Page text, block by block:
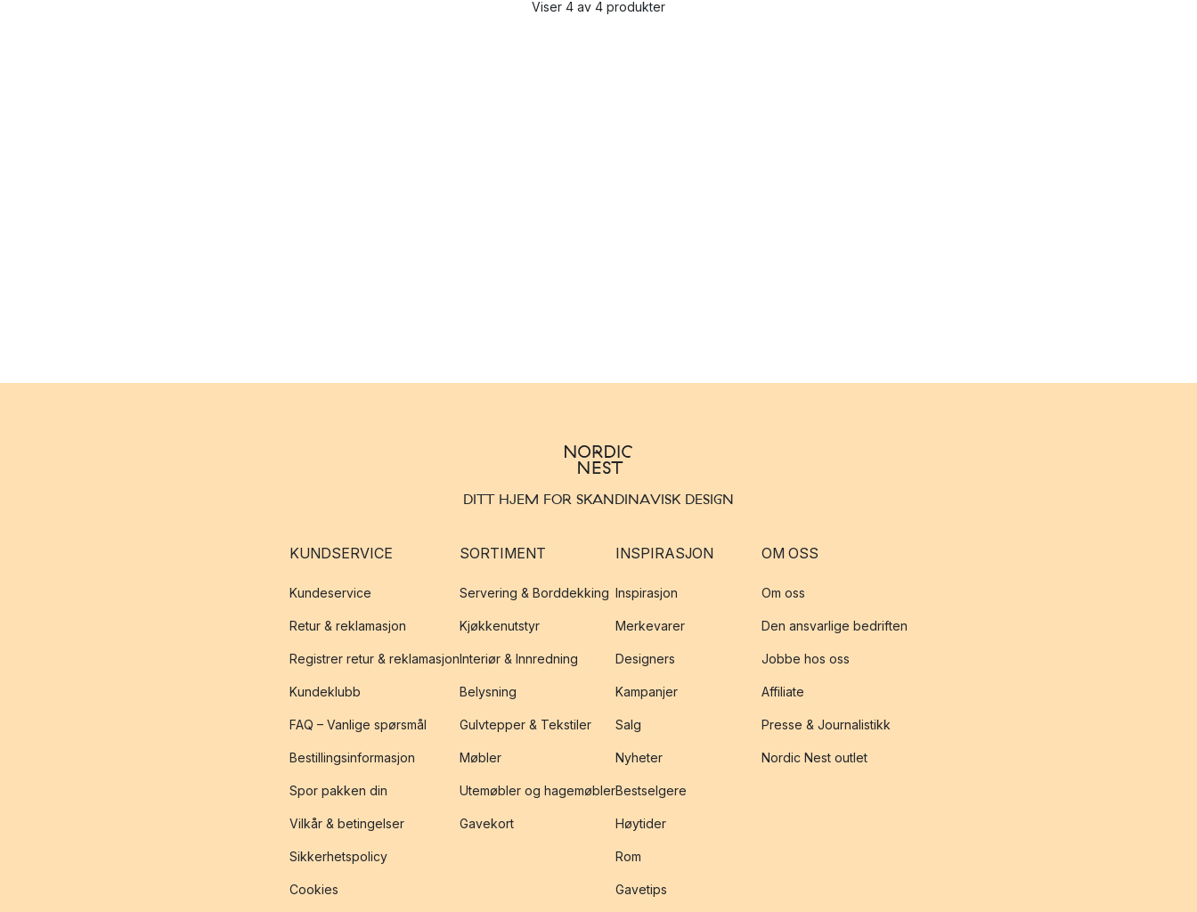
Viser 4 av 4 produkter
DITT HJEM FOR SKANDINAVISK DESIGN
KUNDSERVICE
Kundeservice
Retur & reklamasjon
Registrer retur & reklamasjon
Kundeklubb
FAQ – Vanlige spørsmål
Bestillingsinformasjon
Spor pakken din
Vilkår & betingelser
Sikkerhetspolicy
Cookies
SORTIMENT
Servering & Borddekking
Kjøkkenutstyr
Interiør & Innredning
Belysning
Gulvtepper & Tekstiler
Møbler
Utemøbler og hagemøbler
Gavekort
INSPIRASJON
Inspirasjon
Merkevarer
Designers
Kampanjer
Salg
Nyheter
Bestselgere
Høytider
Rom
Gavetips
OM OSS
Om oss
Den ansvarlige bedriften
Jobbe hos oss
Affiliate
Presse & Journalistikk
Nordic Nest outlet